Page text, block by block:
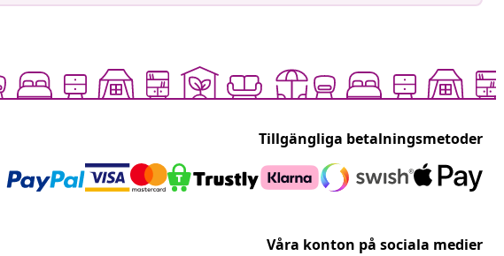
Tillgängliga betalningsmetoder
Våra konton på sociala medier